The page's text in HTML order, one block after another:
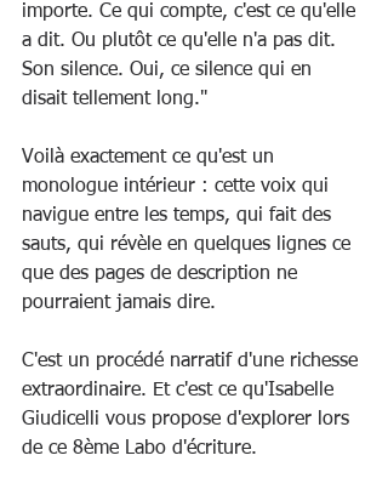
importe. Ce qui compte, c'est ce qu'elle
a dit. Ou plutôt ce qu'elle n'a pas dit.
Son silence. Oui, ce silence qui en
disait tellement long."
Voilà exactement ce qu'est un
monologue intérieur : cette voix qui
navigue entre les temps, qui fait des
sauts, qui révèle en quelques lignes ce
que des pages de description ne
pourraient jamais dire.
C'est un procédé narratif d'une richesse
extraordinaire. Et c'est ce qu'Isabelle
Giudicelli vous propose d'explorer lors
de ce 8ème Labo d'écriture.